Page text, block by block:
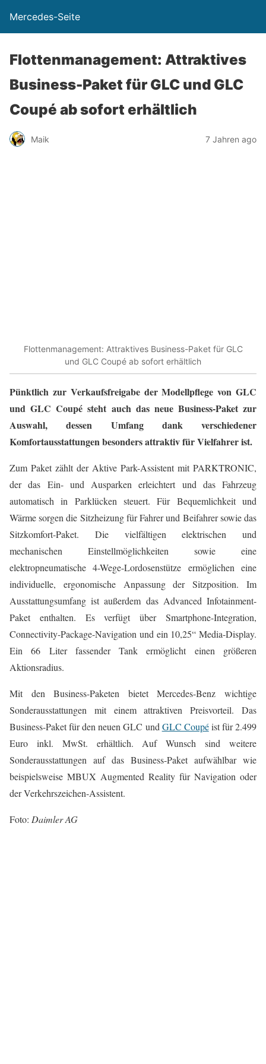
Mercedes-Seite
Flottenmanagement: Attraktives
Business-Paket für GLC und GLC
Coupé ab sofort erhältlich
Maik 7 Jahren ago
Flottenmanagement: Attraktives Business-Paket für GLC
und GLC Coupé ab sofort erhältlich
Pünktlich zur Verkaufsfreigabe der Modellpflege von GLC
und GLC Coupé steht auch das neue Business-Paket zur
Auswahl, dessen Umfang dank verschiedener
Komfortausstattungen besonders attraktiv für Vielfahrer ist.
Zum Paket zählt der Aktive Park-Assistent mit PARKTRONIC,
der das Ein- und Ausparken erleichtert und das Fahrzeug
automatisch in Parklücken steuert. Für Bequemlichkeit und
Wärme sorgen die Sitzheizung für Fahrer und Beifahrer sowie das
Sitzkomfort-Paket. Die vielfältigen elektrischen und
mechanischen Einstellmöglichkeiten sowie eine
elektropneumatische 4-Wege-Lordosenstütze ermöglichen eine
individuelle, ergonomische Anpassung der Sitzposition. Im
Ausstattungsumfang ist außerdem das Advanced Infotainment-
Paket enthalten. Es verfügt über Smartphone-Integration,
Connectivity-Package-Navigation und ein 10,25“ Media-Display.
Ein 66 Liter fassender Tank ermöglicht einen größeren
Aktionsradius.
Mit den Business-Paketen bietet Mercedes-Benz wichtige
Sonderausstattungen mit einem attraktiven Preisvorteil. Das
Business-Paket für den neuen GLC undGLC Coupéist für 2.499
Euro inkl. MwSt. erhältlich. Auf Wunsch sind weitere
Sonderausstattungen auf das Business-Paket aufwählbar wie
beispielsweise MBUX Augmented Reality für Navigation oder
der Verkehrszeichen-Assistent.
Foto: Daimler AG